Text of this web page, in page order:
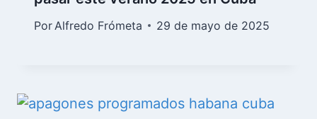
Por Alfredo Frómeta 29 de mayo de 2025